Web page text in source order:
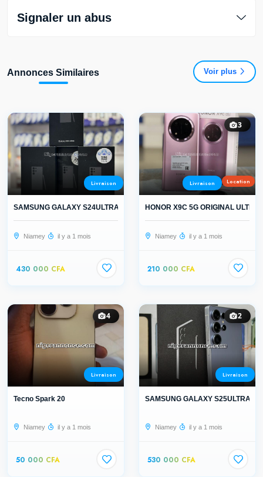
Signaler un abus
Annonces Similaires Voir plus
Livraison
SAMSUNG GALAXY S24ULTRA
Niamey il y a 1 mois
430 000 CFA
3
Location
Livraison
HONOR X9C 5G ORIGINAL ULTRA
Niamey il y a 1 mois
210 000 CFA
4
Livraison
Tecno Spark 20
Niamey il y a 1 mois
50 000 CFA
2
Livraison
SAMSUNG GALAXY S25ULTRA
Niamey il y a 1 mois
530 000 CFA